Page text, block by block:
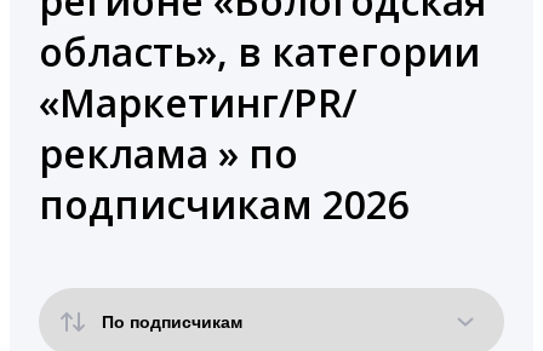
область», в категории
«Маркетинг/PR/
реклама » по
подписчикам 2026